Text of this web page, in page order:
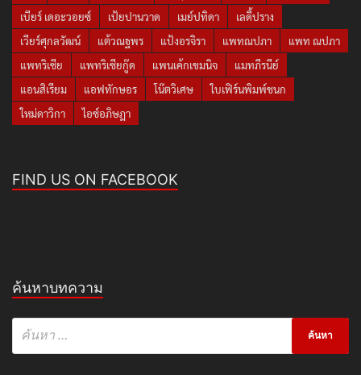
เบียร์ เดอะวอยซ์
เป้ยปานวาด เมย์ปทิดา
เลดี้ปราง
เวียร์ศุกลวัฒน์
แต้วณฐพร แป้งอรจิรา แพทณปภา
แพท ณปภา
แพทริเซีย
แพทริเซียกู๊ด แพนเค้กเขมนิจ
แมทภีรนีย์
แอนสิเรียม
แอฟทักษอร โน๊ตวิเศษ
ใบเฟิร์นพิมพ์ชนก
ใหม่ดาวิกา
ไอซ์อภิษฎา
FIND US ON FACEBOOK
ค้นหาบทความ